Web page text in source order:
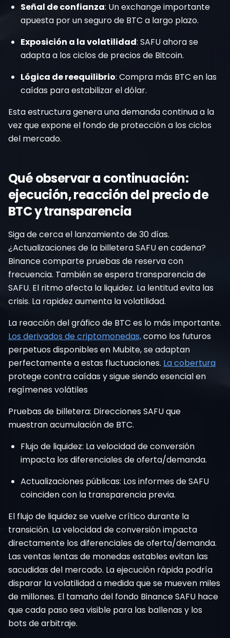
Señal de confianza: Un exchange importante
apuesta por un seguro de BTC a largo plazo.
Exposición a la volatilidad: SAFU ahora se
adapta a los ciclos de precios de Bitcoin.
Lógica de reequilibrio: Compra más BTC en las
caídas para estabilizar el dólar.
Esta estructura genera una demanda continua a la
vez que expone el fondo de protección a los ciclos
del mercado.
Qué observar a continuación:
ejecución, reacción del precio de
BTC y transparencia
Siga de cerca el lanzamiento de 30 días.
¿Actualizaciones de la billetera SAFU en cadena?
Binance comparte pruebas de reserva con
frecuencia. También se espera transparencia de
SAFU. El ritmo afecta la liquidez. La lentitud evita las
crisis. La rapidez aumenta la volatilidad.
La reacción del gráfico de BTC es lo más importante.
Los derivados de criptomonedas,como los futuros
perpetuos disponibles en Mubite, se adaptan
perfectamente a estas fluctuaciones. La cobertura
protege contra caídas y sigue siendo esencial en
regímenes volátiles
Pruebas de billetera: Direcciones SAFU que
muestran acumulación de BTC.
Flujo de liquidez: La velocidad de conversión
impacta los diferenciales de oferta/demanda.
Actualizaciones públicas: Los informes de SAFU
coinciden con la transparencia previa.
El flujo de liquidez se vuelve crítico durante la
transición. La velocidad de conversión impacta
directamente los diferenciales de oferta/demanda.
Las ventas lentas de monedas estables evitan las
sacudidas del mercado. La ejecución rápida podría
disparar la volatilidad a medida que se mueven miles
de millones. El tamaño del fondo Binance SAFU hace
que cada paso sea visible para las ballenas y los
bots de arbitraje.